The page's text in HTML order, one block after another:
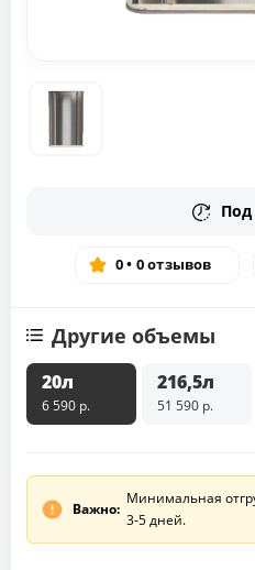
Под
0 • 0 отзывов
Другие объемы
20л
6 590 р.
216,5л
51 590 р.
Важно:
Минимальная
3-5 дней.